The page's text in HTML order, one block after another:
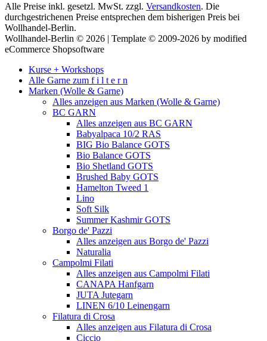
Alle Preise inkl. gesetzl. MwSt. zzgl. Versandkosten. Die
durchgestrichenen Preise entsprechen dem bisherigen Preis bei
Wollhandel-Berlin.
Wollhandel-Berlin © 2026 | Template © 2009-2026 by modified
eCommerce Shopsoftware
Kurse + Workshops
Alle Garne zum f i l t e r n
Marken (Wolle & Garne)
Alles anzeigen aus Marken (Wolle & Garne)
BC GARN
Alles anzeigen aus BC GARN
Babyalpaca 10/2 RAS
BIG Bio Balance GOTS
Bio Balance GOTS
Bio Shetland GOTS
Brushed Baby GOTS
Hamelton Tweed 1
Lino
Soft Silk
Summer Kashmir GOTS
Borgo de' Pazzi
Alles anzeigen aus Borgo de' Pazzi
Naturalia
Campolmi Filati
Alles anzeigen aus Campolmi Filati
CANAPA Hanfgarn
JUTA Jutegarn
LINEN 6/10 Leinengarn
Filatura di Crosa
Alles anzeigen aus Filatura di Crosa
Ciccio